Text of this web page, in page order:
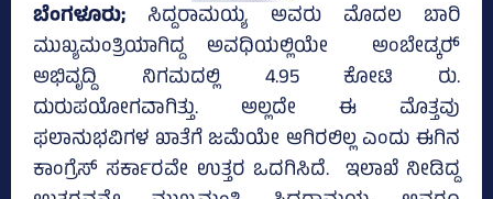
ಬೆಂಗಳೂರು; ಸಿದ್ದರಾಮಯ್ಯ ಅವರು ಮೊದಲ ಬಾರಿ
ಮುಖ್ಯಮಂತ್ರಿಯಾಗಿದ್ದ ಅವಧಿಯಲ್ಲಿಯೇ ಅಂಬೇಡ್ಕರ್‍‌
ಅಭಿವೃದ್ದಿ ನಿಗಮದಲ್ಲಿ 4.95 ಕೋಟಿ ರು.
ದುರುಪಯೋಗವಾಗಿತ್ತು. ಅಲ್ಲದೇ ಈ ಮೊತ್ತವು
ಫಲಾನುಭವಿಗಳ ಖಾತೆಗೆ ಜಮೆಯೇ ಆಗಿರಲಿಲ್ಲ ಎಂದು ಈಗಿನ
ಕಾಂಗ್ರೆಸ್‌ ಸರ್ಕಾರವೇ ಉತ್ತರ ಒದಗಿಸಿದೆ. ಇಲಾಖೆ ನೀಡಿದ್ದ